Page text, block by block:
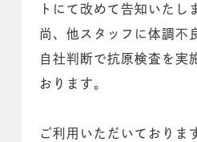
トにて改めて告知いたし
尚、他スタッフに体調不
自社判断で抗原検査を実
おります。
ご利用いただいておりま